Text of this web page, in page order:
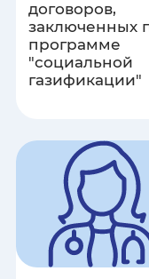
Курганская
Курская
договоров,
заключенных
программе
"социальной
газификации"